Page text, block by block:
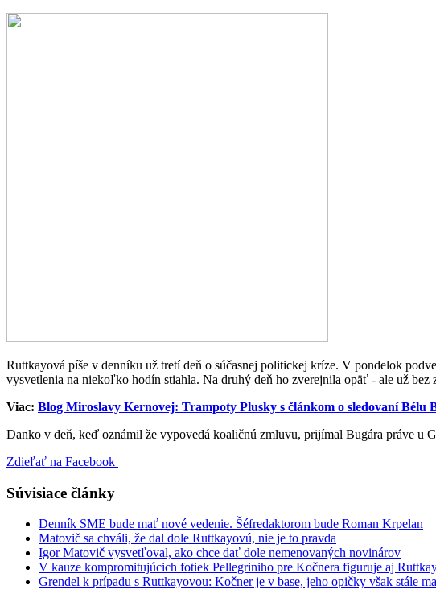
Ruttkayová píše v denníku už tretí deň o súčasnej politickej kríze. V pondelok
vysvetlenia na niekoľko hodín stiahla. Na druhý deň ho zverejnila opäť - ale už
Viac: Blog Miroslavy Kernovej: Trampoty Plusky s článkom o sledovaní Bélu
Danko v deň, keď oznámil že vypovedá koaličnú zmluvu, prijímal Bugára práve u
Zdieľať na Facebook
Súvisiace články
Denník SME bude mať nové vedenie. Šéfredaktorom bude Roman Krpelan
Matovič sa chváli, že dal dole Ruttkayovú, nie je to pravda
Igor Matovič vysvetľoval, ako chce dať dole nemenovaných novinárov
V kauze kompromitujúcich fotiek Pellegriniho pre Kočnera figuruje aj
Grendel k prípadu s Ruttkayovou: Kočner je v base, jeho opičky však stále